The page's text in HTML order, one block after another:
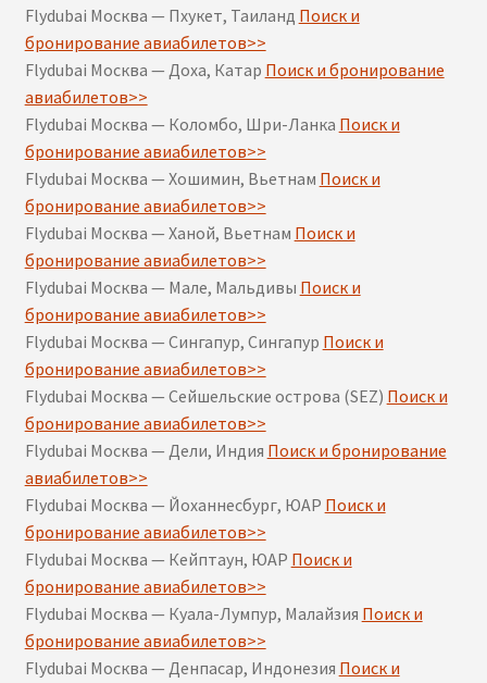
Flydubai Москва — Пхукет, Таиланд Поиск и
бронирование авиабилетов>>
Flydubai Москва — Доха, Катар Поиск и бронирование
авиабилетов>>
Flydubai Москва — Коломбо, Шри-Ланка Поиск и
бронирование авиабилетов>>
Flydubai Москва — Хошимин, Вьетнам Поиск и
бронирование авиабилетов>>
Flydubai Москва — Ханой, Вьетнам Поиск и
бронирование авиабилетов>>
Flydubai Москва — Мале, Мальдивы Поиск и
бронирование авиабилетов>>
Flydubai Москва — Сингапур, Сингапур Поиск и
бронирование авиабилетов>>
Flydubai Москва — Сейшельские острова (SEZ) Поиск и
бронирование авиабилетов>>
Flydubai Москва — Дели, Индия Поиск и бронирование
авиабилетов>>
Flydubai Москва — Йоханнесбург, ЮАР Поиск и
бронирование авиабилетов>>
Flydubai Москва — Кейптаун, ЮАР Поиск и
бронирование авиабилетов>>
Flydubai Москва — Куала-Лумпур, Малайзия Поиск и
бронирование авиабилетов>>
Flydubai Москва — Денпасар, Индонезия Поиск и